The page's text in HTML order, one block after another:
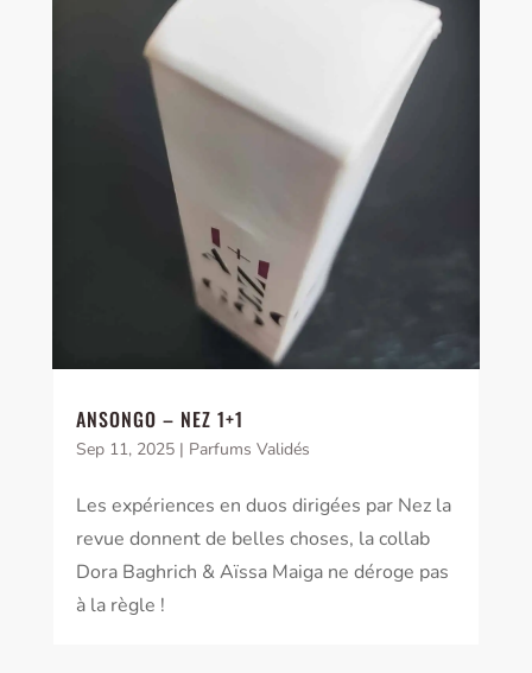
ANSONGO – NEZ 1+1
Sep 11, 2025| Parfums Validés
Les expériences en duos dirigées par Nez la
revue donnent de belles choses, la collab
Dora Baghrich & Aïssa Maiga ne déroge pas
à la règle !